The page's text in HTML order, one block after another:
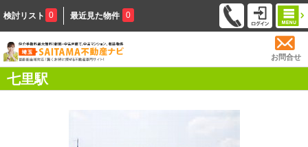
検討リスト 0 最近見た物件 0
お問合せ
七里駅